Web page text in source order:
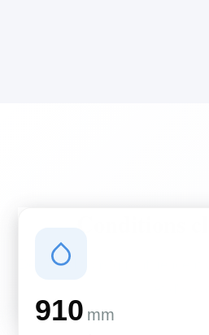
Des conditions qui
910 mm